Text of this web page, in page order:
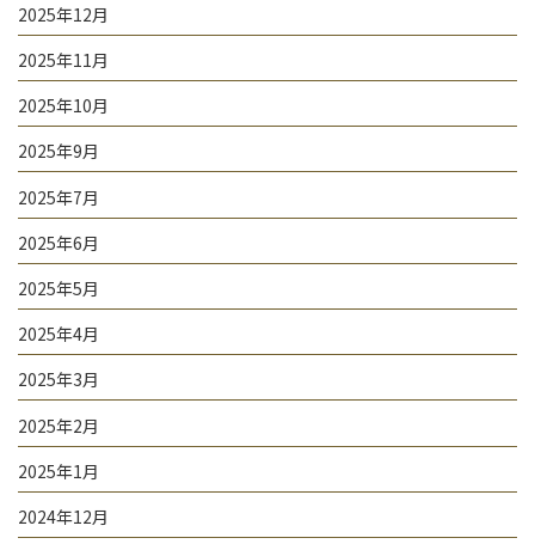
2025年12月
2025年11月
2025年10月
2025年9月
2025年7月
2025年6月
2025年5月
2025年4月
2025年3月
2025年2月
2025年1月
2024年12月